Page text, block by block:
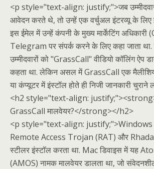
<p style="text-align: justify;">जब
आवेदन करते थे, तो उन्हें एक वर्चुअल इंटरव्यू के लिए
इस ईमेल में उन्हें कंपनी के मुख्य मार्केटिंग अधिकारी
Telegram पर संपर्क करने के लिए कहा जाता था.
उम्मीदवारों को "GrassCall" वीडियो कॉलिंग ऐप
कहता था. लेकिन असल में GrassCall एक
या कंप्यूटर में इंस्टॉल होते ही निजी जानकारी
<h2 style="text-align:
GrassCall मालवेयर?</strong></h2>
<p style="text-align: justify;">Windows
Remote Access Trojan (RAT) और
स्टीलर इंस्टॉल करता था. Mac डिवाइस में यह
(AMOS) नामक मालवेयर डालता था, जो